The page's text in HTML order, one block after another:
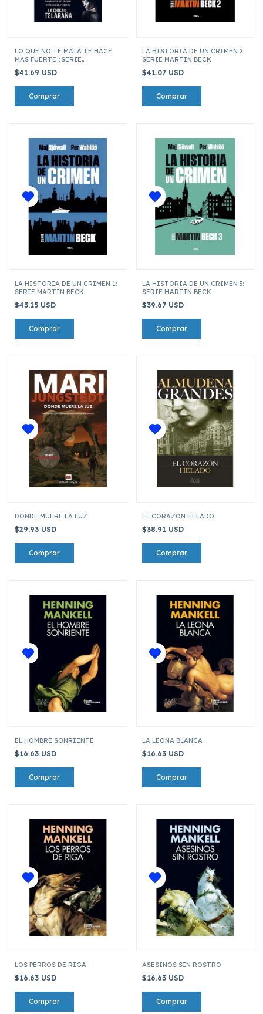
LO QUE NO TE MATA TE HACE
MAS FUERTE (SERIE
$41.69 USD
LA HISTORIA DE UN CRIMEN 2:
SERIE MARTIN BECK
$41.07 USD
LA HISTORIA DE UN CRIMEN 1:
SERIE MARTIN BECK
$43.15 USD
LA HISTORIA DE UN CRIMEN 3:
SERIE MARTIN BECK
$39.67 USD
DONDE MUERE LA LUZ
$29.93 USD
EL CORAZÓN HELADO
$38.91 USD
EL HOMBRE SONRIENTE
$16.63 USD
LA LEONA BLANCA
$16.63 USD
LOS PERROS DE RIGA
$16.63 USD
ASESINOS SIN ROSTRO
$16.63 USD